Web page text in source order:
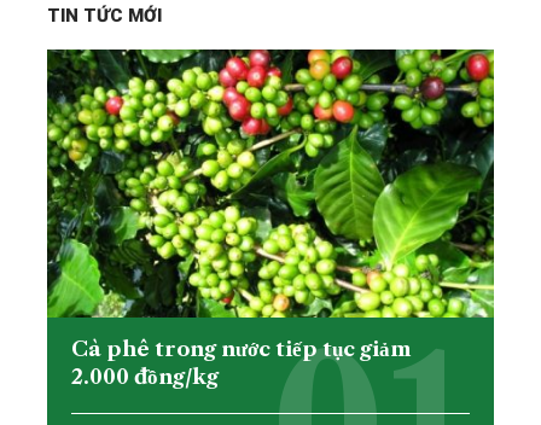
TIN TỨC MỚI
Cà phê trong nước tiếp tục giảm
2.000 đồng/kg